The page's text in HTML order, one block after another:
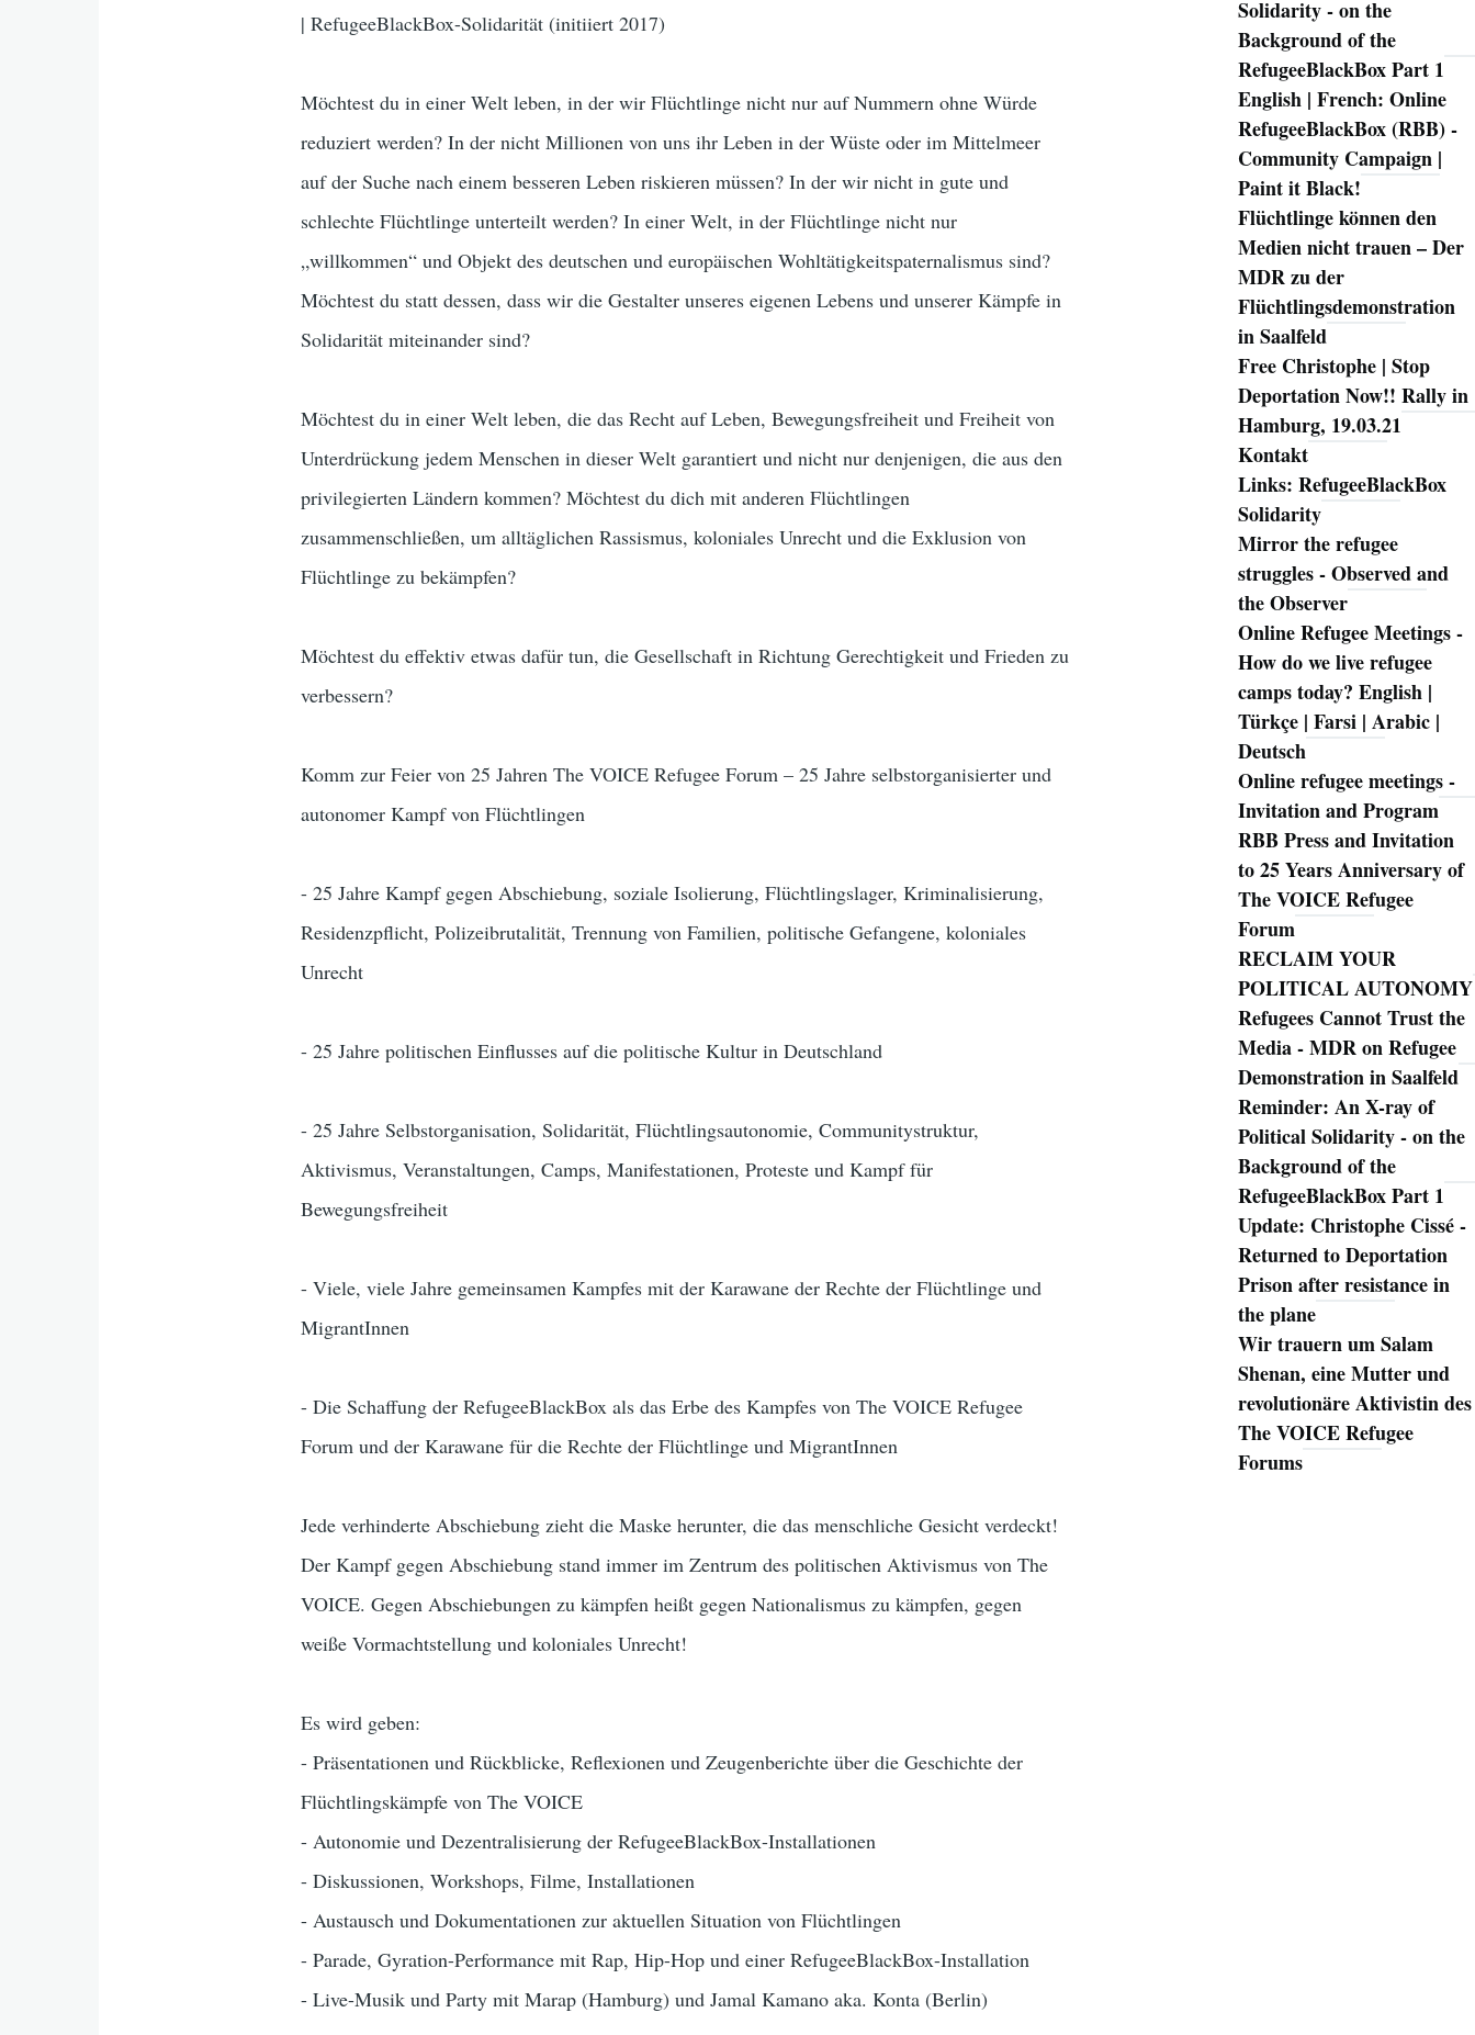
| RefugeeBlackBox-Solidarität (initiiert 2017)
Möchtest du in einer Welt leben, in der wir Flüchtlinge nicht nur auf Nummern ohne Würde
reduziert werden? In der nicht Millionen von uns ihr Leben in der Wüste oder im Mittelmeer
auf der Suche nach einem besseren Leben riskieren müssen? In der wir nicht in gute und
schlechte Flüchtlinge unterteilt werden? In einer Welt, in der Flüchtlinge nicht nur
„willkommen“ und Objekt des deutschen und europäischen Wohltätigkeitspaternalismus sind?
Möchtest du statt dessen, dass wir die Gestalter unseres eigenen Lebens und unserer Kämpfe in
Solidarität miteinander sind?
Möchtest du in einer Welt leben, die das Recht auf Leben, Bewegungsfreiheit und Freiheit von
Unterdrückung jedem Menschen in dieser Welt garantiert und nicht nur denjenigen, die aus den
privilegierten Ländern kommen? Möchtest du dich mit anderen Flüchtlingen
zusammenschließen, um alltäglichen Rassismus, koloniales Unrecht und die Exklusion von
Flüchtlinge zu bekämpfen?
Möchtest du effektiv etwas dafür tun, die Gesellschaft in Richtung Gerechtigkeit und Frieden zu
verbessern?
Komm zur Feier von 25 Jahren The VOICE Refugee Forum – 25 Jahre selbstorganisierter und
autonomer Kampf von Flüchtlingen
- 25 Jahre Kampf gegen Abschiebung, soziale Isolierung, Flüchtlingslager, Kriminalisierung,
Residenzpflicht, Polizeibrutalität, Trennung von Familien, politische Gefangene, koloniales
Unrecht
- 25 Jahre politischen Einflusses auf die politische Kultur in Deutschland
- 25 Jahre Selbstorganisation, Solidarität, Flüchtlingsautonomie, Communitystruktur,
Aktivismus, Veranstaltungen, Camps, Manifestationen, Proteste und Kampf für
Bewegungsfreiheit
- Viele, viele Jahre gemeinsamen Kampfes mit der Karawane der Rechte der Flüchtlinge und
MigrantInnen
- Die Schaffung der RefugeeBlackBox als das Erbe des Kampfes von The VOICE Refugee
Forum und der Karawane für die Rechte der Flüchtlinge und MigrantInnen
Jede verhinderte Abschiebung zieht die Maske herunter, die das menschliche Gesicht verdeckt!
Der Kampf gegen Abschiebung stand immer im Zentrum des politischen Aktivismus von The
VOICE. Gegen Abschiebungen zu kämpfen heißt gegen Nationalismus zu kämpfen, gegen
weiße Vormachtstellung und koloniales Unrecht!
Es wird geben:
- Präsentationen und Rückblicke, Reflexionen und Zeugenberichte über die Geschichte der
Flüchtlingskämpfe von The VOICE
- Autonomie und Dezentralisierung der RefugeeBlackBox-Installationen
- Diskussionen, Workshops, Filme, Installationen
- Austausch und Dokumentationen zur aktuellen Situation von Flüchtlingen
- Parade, Gyration-Performance mit Rap, Hip-Hop und einer RefugeeBlackBox-Installation
- Live-Musik und Party mit Marap (Hamburg) und Jamal Kamano aka. Konta (Berlin)
Solidarity - on the
Background of the
RefugeeBlackBox Part 1
English | French: Online
RefugeeBlackBox (RBB) -
Community Campaign |
Paint it Black!
Flüchtlinge können den
Medien nicht trauen – Der
MDR zu der
Flüchtlingsdemonstration
in Saalfeld
Free Christophe | Stop
Deportation Now!! Rally in
Hamburg, 19.03.21
Kontakt
Links: RefugeeBlackBox
Solidarity
Mirror the refugee
struggles - Observed and
the Observer
Online Refugee Meetings -
How do we live refugee
camps today? English |
Türkçe | Farsi | Arabic |
Deutsch
Online refugee meetings -
Invitation and Program
RBB Press and Invitation
to 25 Years Anniversary of
The VOICE Refugee
Forum
RECLAIM YOUR
POLITICAL AUTONOMY
Refugees Cannot Trust the
Media - MDR on Refugee
Demonstration in Saalfeld
Reminder: An X-ray of
Political Solidarity - on the
Background of the
RefugeeBlackBox Part 1
Update: Christophe Cissé -
Returned to Deportation
Prison after resistance in
the plane
Wir trauern um Salam
Shenan, eine Mutter und
revolutionäre Aktivistin des
The VOICE Refugee
Forums